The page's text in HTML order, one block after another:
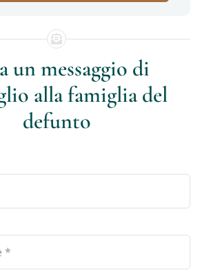
un messaggio di
alla famiglia del
defunto